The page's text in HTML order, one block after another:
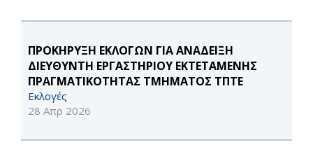
ΠΡΟΚΗΡΥΞΗ ΕΚΛΟΓΩΝ ΓΙΑ ΑΝΑΔΕΙΞΗ
ΔΙΕΥΘΥΝΤΗ ΕΡΓΑΣΤΗΡΙΟΥ ΕΚΤΕΤΑΜΕΝΗΣ
ΠΡΑΓΜΑΤΙΚΟΤΗΤΑΣ ΤΜΗΜΑTOΣ ΤΠΤΕ
Εκλογές
28 Απρ 2026